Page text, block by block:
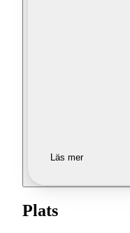
Läs mer
Plats